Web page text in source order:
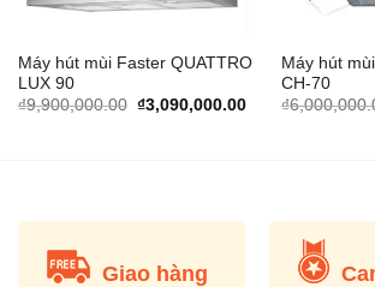
Máy hút mùi Faster QUATTRO
LUX 90
₫9,900,000.00 Original
₫3,090,000.00Current
Máy hút
CH-70
₫
Giao hàng